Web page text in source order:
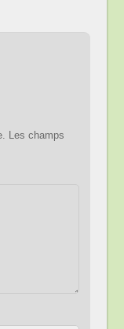
Les champs